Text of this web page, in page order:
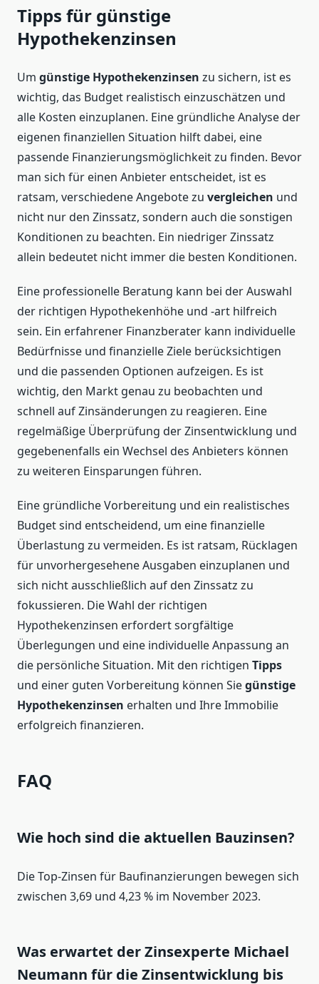
Tipps für günstige
Hypothekenzinsen
Um günstige Hypothekenzinsen zu sichern, ist es
wichtig, das Budget realistisch einzuschätzen und
alle Kosten einzuplanen. Eine gründliche Analyse der
eigenen finanziellen Situation hilft dabei, eine
passende Finanzierungsmöglichkeit zu finden. Bevor
man sich für einen Anbieter entscheidet, ist es
ratsam, verschiedene Angebote zu vergleichen und
nicht nur den Zinssatz, sondern auch die sonstigen
Konditionen zu beachten. Ein niedriger Zinssatz
allein bedeutet nicht immer die besten Konditionen.
Eine professionelle Beratung kann bei der Auswahl
der richtigen Hypothekenhöhe und -art hilfreich
sein. Ein erfahrener Finanzberater kann individuelle
Bedürfnisse und finanzielle Ziele berücksichtigen
und die passenden Optionen aufzeigen. Es ist
wichtig, den Markt genau zu beobachten und
schnell auf Zinsänderungen zu reagieren. Eine
regelmäßige Überprüfung der Zinsentwicklung und
gegebenenfalls ein Wechsel des Anbieters können
zu weiteren Einsparungen führen.
Eine gründliche Vorbereitung und ein realistisches
Budget sind entscheidend, um eine finanzielle
Überlastung zu vermeiden. Es ist ratsam, Rücklagen
für unvorhergesehene Ausgaben einzuplanen und
sich nicht ausschließlich auf den Zinssatz zu
fokussieren. Die Wahl der richtigen
Hypothekenzinsen erfordert sorgfältige
Überlegungen und eine individuelle Anpassung an
die persönliche Situation. Mit den richtigen Tipps
und einer guten Vorbereitung können Siegünstige
Hypothekenzinsen erhalten und Ihre Immobilie
erfolgreich finanzieren.
FAQ
Wie hoch sind die aktuellen Bauzinsen?
Die Top-Zinsen für Baufinanzierungen bewegen sich
zwischen 3,69 und 4,23 % im November 2023.
Was erwartet der Zinsexperte Michael
Neumann für die Zinsentwicklung bis